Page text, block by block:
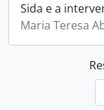
Sida e a
Maria Teresa